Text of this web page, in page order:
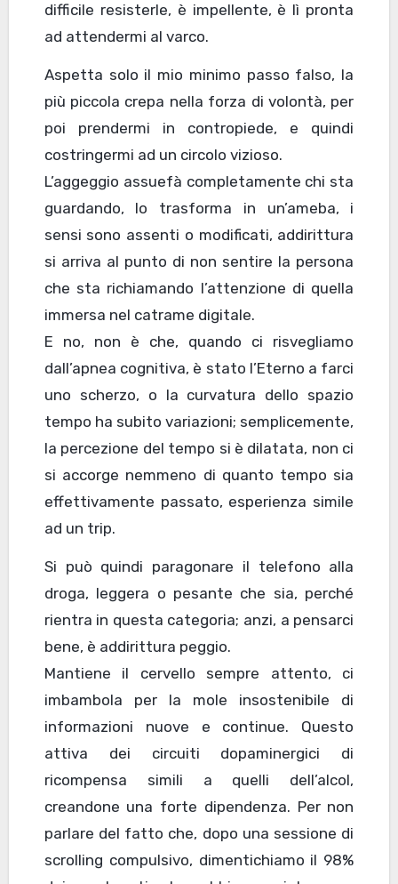
difficile resisterle, è impellente, è lì pronta
ad attendermi al varco.
Aspetta solo il mio minimo passo falso, la
più piccola crepa nella forza di volontà, per
poi prendermi in contropiede, e quindi
costringermi ad un circolo vizioso.
L’aggeggio assuefà completamente chi sta
guardando, lo trasforma in un’ameba, i
sensi sono assenti o modificati, addirittura
si arriva al punto di non sentire la persona
che sta richiamando l’attenzione di quella
immersa nel catrame digitale.
E no, non è che, quando ci risvegliamo
dall’apnea cognitiva, è stato l’Eterno a farci
uno scherzo, o la curvatura dello spazio
tempo ha subito variazioni; semplicemente,
la percezione del tempo si è dilatata, non ci
si accorge nemmeno di quanto tempo sia
effettivamente passato, esperienza simile
ad un trip.
Si può quindi paragonare il telefono alla
droga, leggera o pesante che sia, perché
rientra in questa categoria; anzi, a pensarci
bene, è addirittura peggio.
Mantiene il cervello sempre attento, ci
imbambola per la mole insostenibile di
informazioni nuove e continue. Questo
attiva dei circuiti dopaminergici di
ricompensa simili a quelli dell’alcol,
creandone una forte dipendenza. Per non
parlare del fatto che, dopo una sessione di
scrolling compulsivo, dimentichiamo il 98%